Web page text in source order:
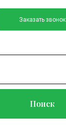
Заказать звонок
Поиск